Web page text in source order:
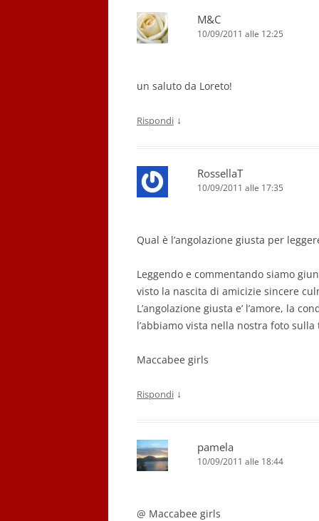
M&C
10/09/2011 alle 12:25
un saluto da Loreto!
Rispondi ↓
RossellaT
10/09/2011 alle 17:35
Qual è l’angolazione giusta per
Leggendo e commentando siamo
visto la nascita di amicizie sincere
L’angolazione giusta e’ l’amore, la
l’abbiamo vista nella nostra foto
Maccabee girls
Rispondi ↓
pamela
10/09/2011 alle 18:44
@ Maccabee girls